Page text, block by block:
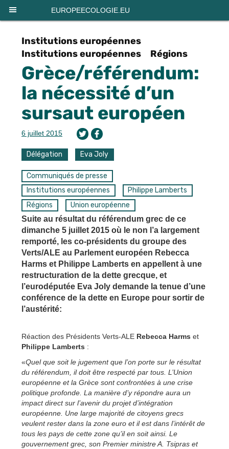
EUROPEECOLOGIE.EU
Institutions européennes
Institutions européennes
Régions
Grèce/référendum:
la nécessité d’un
sursaut européen
6 juillet 2015
Délégation Eva Joly
Communiqués de presse
Institutions européennes
Philippe Lamberts
Régions
Union européenne
Suite au résultat du référendum grec de ce
dimanche 5 juillet 2015 où le non l’a largement
remporté, les co-présidents du groupe des
Verts/ALE au Parlement européen Rebecca
Harms et Philippe Lamberts en appellent à une
restructuration de la dette grecque, et
l’eurodéputée Eva Joly demande la tenue d’une
conférence de la dette en Europe pour sortir de
l’austérité:
Réaction des Présidents Verts-ALE Rebecca Harms et
Philippe Lamberts :
«Quel que soit le jugement que l’on porte sur le résultat
du référendum, il doit être respecté par tous. L’Union
européenne et la Grèce sont confrontées à une crise
politique profonde. La manière d’y répondre aura un
impact direct sur l’avenir du projet d’intégration
européenne. Une large majorité de citoyens grecs
veulent rester dans la zone euro et il est dans l’intérêt de
tous les pays de cette zone qu’il en soit ainsi. Le
gouvernement grec, son Premier ministre A. Tsipras et